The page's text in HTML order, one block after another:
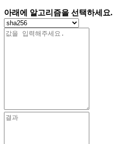
아래에 알고리즘을 선택하세요.